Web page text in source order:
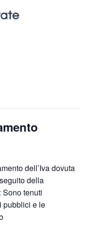
dell’Iva dovuta
della
Sono tenuti
pubblici e le